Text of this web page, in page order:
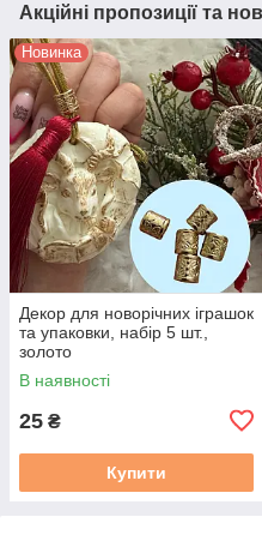
Акційні пропозиції та
Новинка
Декор для новорічних іграшок
та упаковки, набір 5 шт.,
золото
В наявності
25 ₴
Купити